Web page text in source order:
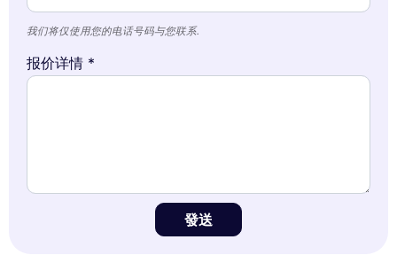
我们将仅使用您的电话号码与您联系.
报价详情 *
發送